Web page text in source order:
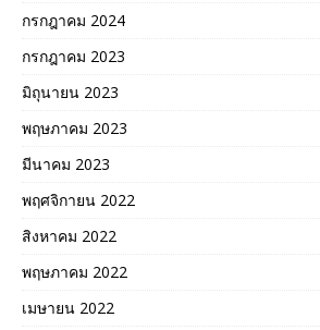
กรกฎาคม 2024
กรกฎาคม 2023
มิถุนายน 2023
พฤษภาคม 2023
มีนาคม 2023
พฤศจิกายน 2022
สิงหาคม 2022
พฤษภาคม 2022
เมษายน 2022